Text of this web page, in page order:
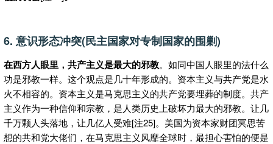
6. 意识形态冲突(民主国家对专制国家的围剿)
在西方人眼里，共产主义是最大的邪教。如同中国人眼里的法什么
功是邪教一样。这个观点是几十年形成的。资本主义与共产党是水
火不相容的。资本主义是马克思主义的共产党要埋葬的制度。共产
主义作为一种信仰和宗教，是人类历史上破坏力最大的邪教。让几
千万颗人头落地，让几亿人受难[注25]。美国为资本家财团冥思苦
想的共和党大佬们，在马克思主义风靡全球时，最担心害怕的便是